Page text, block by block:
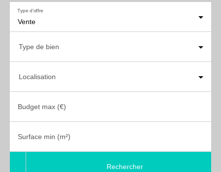
Vente
Type d'offre
Type de bien
Localisation
Budget max (€)
Surface min (m²)
Rechercher